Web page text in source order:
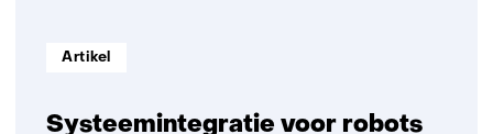
Systeemintegratie voor robots
Informatietype:
Artikel